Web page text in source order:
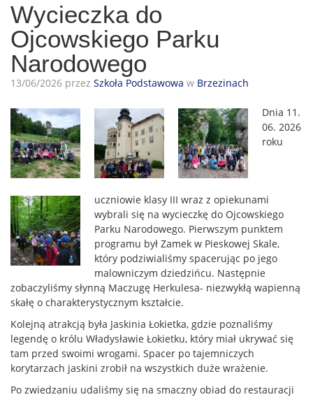
Wycieczka do
Ojcowskiego Parku
Narodowego
13/06/2026 przez Szkoła Podstawowa w Brzezinach
Dnia 11.
06. 2026
roku
uczniowie klasy III wraz z opiekunami
wybrali się na wycieczkę do Ojcowskiego
Parku Narodowego. Pierwszym punktem
programu był Zamek w Pieskowej Skale,
który podziwialiśmy spacerując po jego
malowniczym dziedzińcu. Następnie
zobaczyliśmy słynną Maczugę Herkulesa- niezwykłą wapienną
skałę o charakterystycznym kształcie.
Kolejną atrakcją była Jaskinia Łokietka, gdzie poznaliśmy
legendę o królu Władysławie Łokietku, który miał ukrywać się
tam przed swoimi wrogami. Spacer po tajemniczych
korytarzach jaskini zrobił na wszystkich duże wrażenie.
Po zwiedzaniu udaliśmy się na smaczny obiad do restauracji